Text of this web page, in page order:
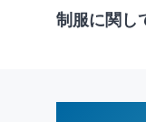
制服に関し